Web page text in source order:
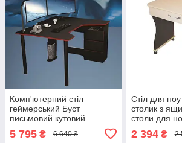
Комп'ютерний стіл
геймерський Буст
письмовий кутовий
комп'ютера геймера
5 795 ₴ 6 640 ₴
Стіл для
столик з
столи для
ноутбук на
2 394₴ 2